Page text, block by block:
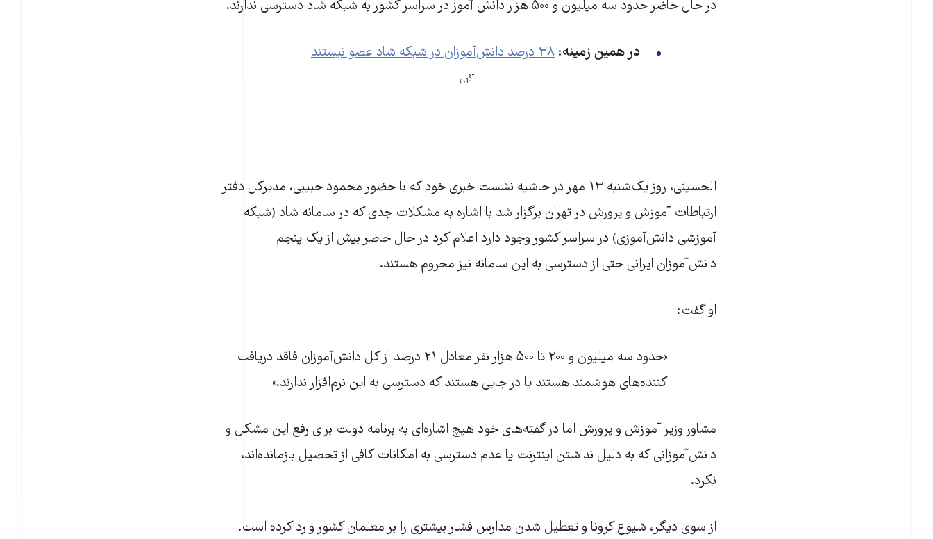
در حال حاضر حدود سه میلیون و ۵۰۰ هزار دانش آموز در سراسر کشور به شبکه شاد دسترسی ندارند.
در همین زمینه: ۳۸ درصد دانش‌آموزان در شبکه شاد عضو نیستند
آگهی
الحسینی، روز یک‌شنبه ۱۳ مهر در حاشیه نشست خبری خود که با حضور محمود حبیبی، مدیرکل دفتر
ارتباطات آموزش و پرورش در تهران برگزار شد با اشاره به مشکلات جدی که در سامانه شاد (شبکه
آموزشی دانش‌آموزی) در سراسر کشور وجود دارد اعلام کرد در حال حاضر بیش از یک پنجم
دانش‌آموزان ایرانی حتی از دسترسی به این سامانه نیز محروم هستند.
او گفت:
«حدود سه میلیون و ۲۰۰ تا ۵۰۰ هزار نفر معادل ۲۱ درصد از کل دانش‌آموزان فاقد دریافت
کننده‌های هوشمند هستند یا در جایی هستند که دسترسی به این نرم‌افزار ندارند.»
مشاور وزیر آموزش و پرورش اما در گفته‌های خود هیچ اشاره‌ای به برنامه دولت برای رفع این مشکل و
دانش‌آموزانی که به‌ دلیل نداشتن اینترنت یا عدم دسترسی به امکانات کافی از تحصیل بازمانده‌اند،
نکرد.
از سوی دیگر، شیوع کرونا و تعطیل شدن مدارس فشار بیشتری را بر معلمان کشور وارد کرده است.